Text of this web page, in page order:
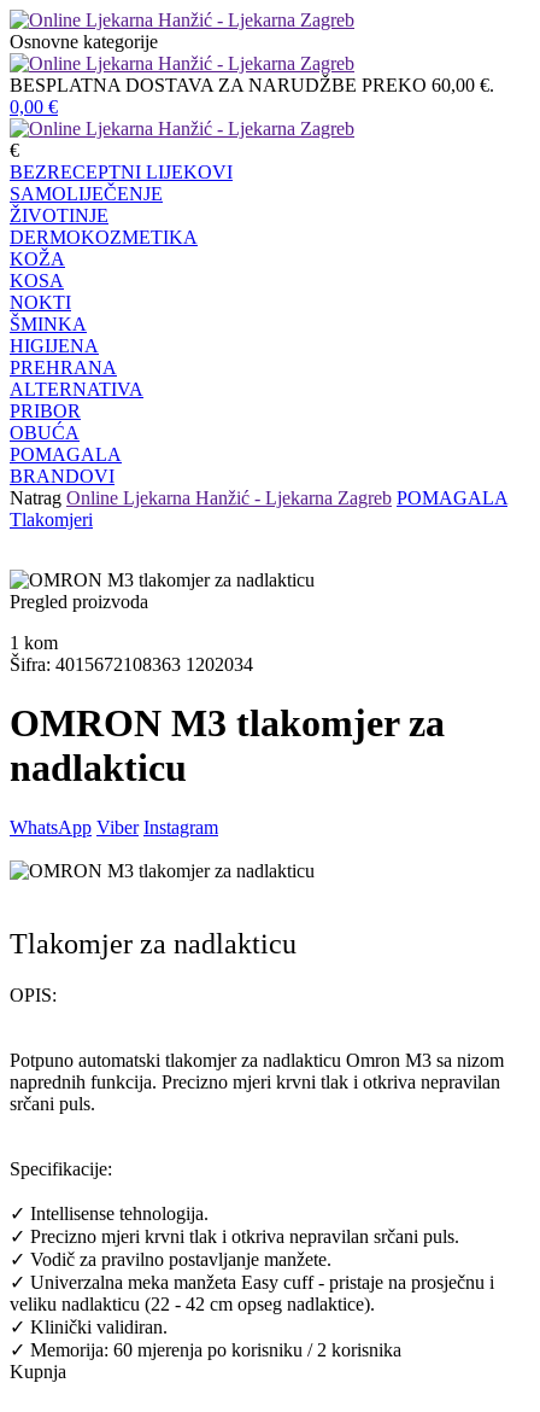
Osnovne kategorije
BESPLATNA DOSTAVA ZA NARUDŽBE PREKO 60,00 €.
0,00 €
€
BEZRECEPTNI LIJEKOVI
SAMOLIJEČENJE
ŽIVOTINJE
DERMOKOZMETIKA
KOŽA
KOSA
NOKTI
ŠMINKA
HIGIJENA
PREHRANA
ALTERNATIVA
PRIBOR
OBUĆA
POMAGALA
BRANDOVI
Natrag Online Ljekarna Hanžić - Ljekarna Zagreb POMAGALA
Tlakomjeri
Pregled proizvoda
1 kom
Šifra: 4015672108363 1202034
OMRON M3 tlakomjer za
nadlakticu
WhatsApp Viber Instagram
Tlakomjer za nadlakticu
OPIS:
Potpuno automatski tlakomjer za nadlakticu Omron M3 sa nizom
naprednih funkcija. Precizno mjeri krvni tlak i otkriva nepravilan
srčani puls.
Specifikacije:
✓ Intellisense tehnologija.
✓ Precizno mjeri krvni tlak i otkriva nepravilan srčani puls.
✓ Vodič za pravilno postavljanje manžete.
✓ Univerzalna meka manžeta Easy cuff - pristaje na prosječnu i
veliku nadlakticu (22 - 42 cm opseg nadlaktice).
✓ Klinički validiran.
✓ Memorija: 60 mjerenja po korisniku / 2 korisnika
Kupnja